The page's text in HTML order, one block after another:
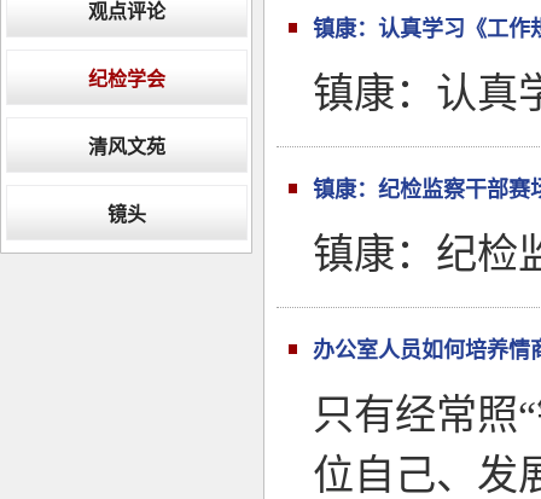
观点评论
纪检学会
清风文苑
镜头
镇康：认真学习《工作
镇康：认真
镇康：纪检监察干部赛
镇康：纪检
办公室人员如何培养情
只有经常照
位自己、发